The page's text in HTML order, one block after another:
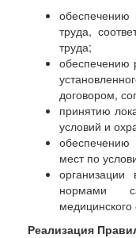
обеспечению
труда,
труда;
обеспечению
договором,
принятию
условий и
мест по
организации
нормами
Реализация